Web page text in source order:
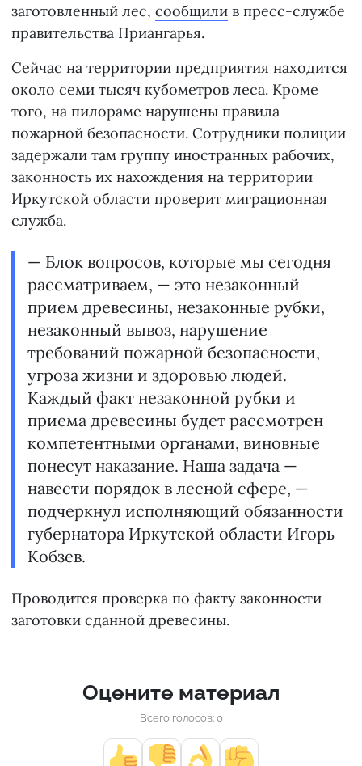
заготовленный лес, сообщили в пресс-службе
правительства Приангарья.
Сейчас на территории предприятия находится
около семи тысяч кубометров леса. Кроме
того, на пилораме нарушены правила
пожарной безопасности. Сотрудники полиции
задержали там группу иностранных рабочих,
законность их нахождения на территории
Иркутской области проверит миграционная
служба.
— Блок вопросов, которые мы сегодня
рассматриваем, — это незаконный
прием древесины, незаконные рубки,
незаконный вывоз, нарушение
требований пожарной безопасности,
угроза жизни и здоровью людей.
Каждый факт незаконной рубки и
приема древесины будет рассмотрен
компетентными органами, виновные
понесут наказание. Наша задача —
навести порядок в лесной сфере, —
подчеркнул исполняющий обязанности
губернатора Иркутской области Игорь
Кобзев.
Проводится проверка по факту законности
заготовки сданной древесины.
Оцените материал
Всего голосов: 0